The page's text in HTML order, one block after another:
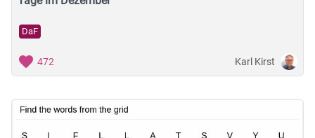
DaF
472 Karl Kirst